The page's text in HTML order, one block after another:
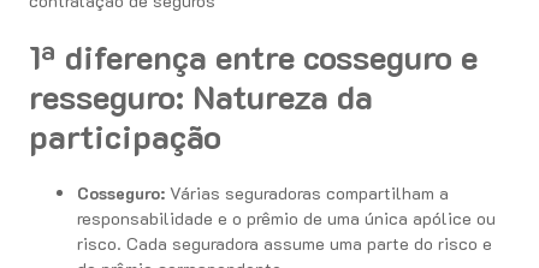
1ª diferença entre cosseguro e
resseguro: Natureza da
participação
Cosseguro: Várias seguradoras compartilham a
responsabilidade e o prêmio de uma única apólice ou
risco. Cada seguradora assume uma parte do risco e